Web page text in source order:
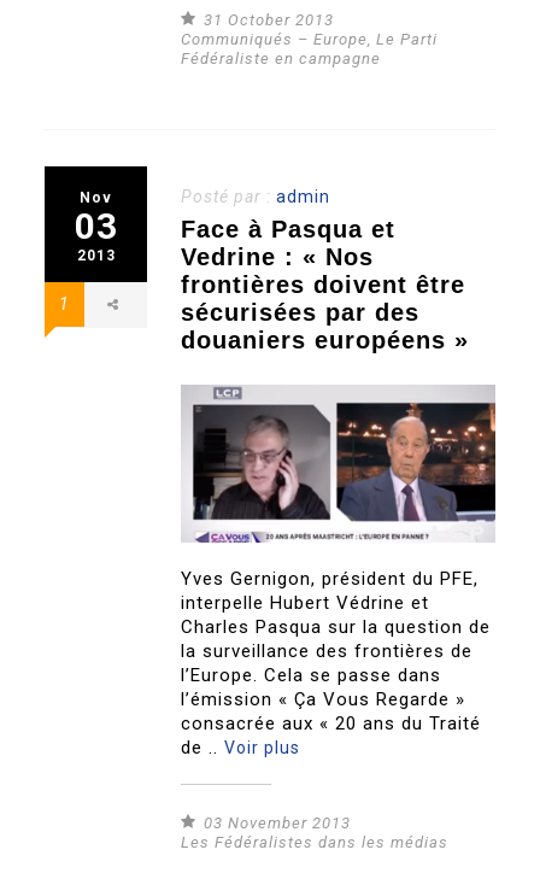
31 October 2013
Communiqués – Europe,Le Parti
Fédéraliste en campagne
Nov
03
2013
1
Posté par :admin
Face à Pasqua et
Vedrine : « Nos
frontières doivent être
sécurisées par des
douaniers européens »
Yves Gernigon, président du PFE,
interpelle Hubert Védrine et
Charles Pasqua sur la question de
la surveillance des frontières de
l’Europe. Cela se passe dans
l’émission « Ça Vous Regarde »
consacrée aux « 20 ans du Traité
de ..Voir plus
03 November 2013
Les Fédéralistes dans les médias